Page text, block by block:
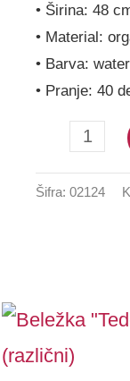
• Širina: 48
• Material:
• Barva:
• Pranje: 40
Šifra: 02124